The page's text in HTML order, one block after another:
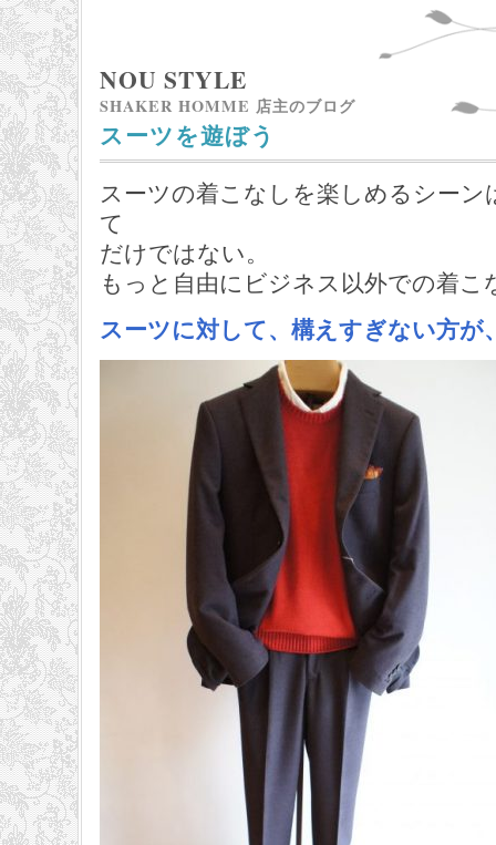
NOU STYLE
SHAKER HOMME 店主のブログ
スーツを遊ぼう
スーツの着こなしを楽しめるシー
て
だけではない。
もっと自由にビジネス以外での着こ
スーツに対して、構えすぎない方が